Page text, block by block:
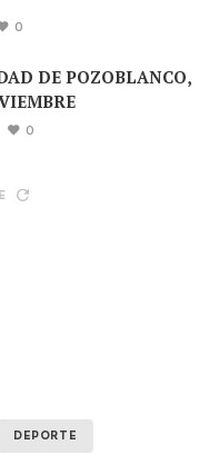
0
DE POZOBLANCO,
0
DEPORTE